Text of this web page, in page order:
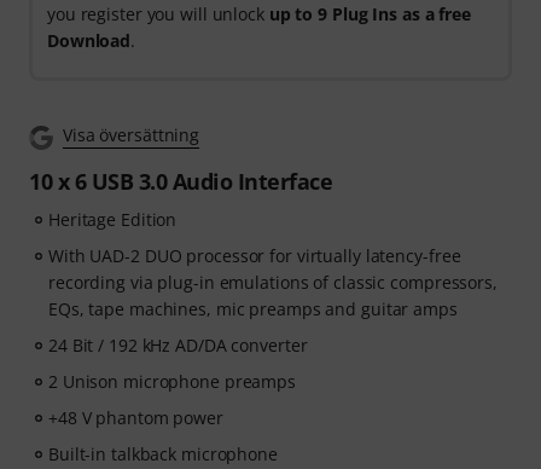
you register you will unlock up to 9 Plug Ins as a free
Download.
Visa översättning
10 x 6 USB 3.0 Audio Interface
Heritage Edition
With UAD-2 DUO processor for virtually latency-free
recording via plug-in emulations of classic compressors,
EQs, tape machines, mic preamps and guitar amps
24 Bit / 192 kHz AD/DA converter
2 Unison microphone preamps
+48 V phantom power
Built-in talkback microphone